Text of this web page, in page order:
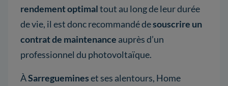
rendement optimaltout au long de leur durée
de vie, il est donc recommandé desouscrire un
contrat de maintenance auprès d’un
professionnel du photovoltaïque.
ÀSarreguemineset ses alentours, Home